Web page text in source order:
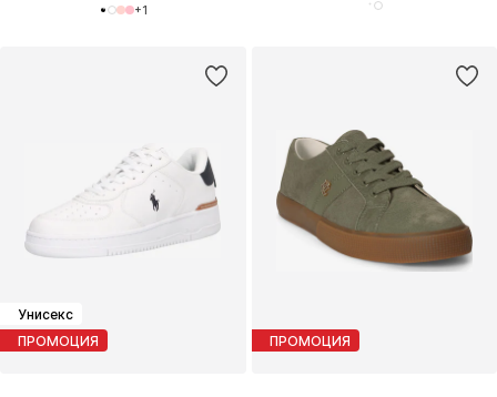
+1
Унисекс
ПРОМОЦИЯ
ПРОМОЦИЯ